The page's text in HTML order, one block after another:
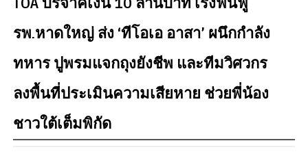
รพ.หาดใหญ่ ส่ง ‘ทีโอเอ อาสา’ ผนึกกำลัง
ทหาร ปูพรมแจกถุงยังชีพ และทีมวิศวกร
ลงพื้นที่ประเมินความเสียหาย ช่วยพี่น้อง
ชาวใต้เต็มพิกัด